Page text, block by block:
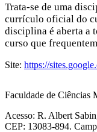
Trata-se de uma
currículo oficial do
disciplina é aberta a
curso que
Site: https://
Faculdade de Ciências
Acesso: R. Albert
CEP: 13083-894.